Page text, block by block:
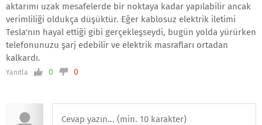
aktarımı uzak mesafelerde bir noktaya kadar yapılabilir ancak
verimliliği oldukça düşüktür. Eğer kablosuz elektrik iletimi
Tesla'nın hayal ettiği gibi gerçekleşseydi, bugün yolda yürürken
telefonunuzu şarj edebilir ve elektrik masrafları ortadan
kalkardı.
Yanıtla 0 0